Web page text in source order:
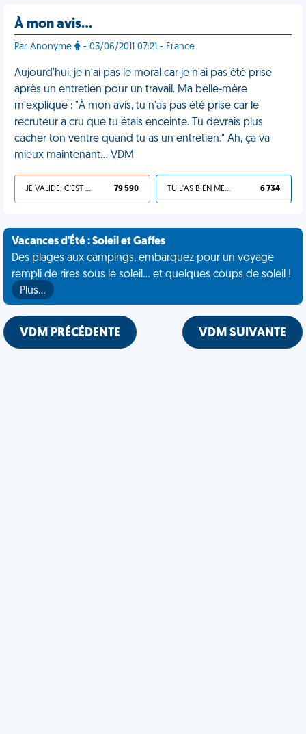
À mon avis…
Par Anonyme - 03/06/2011 07:21 - France
Aujourd'hui, je n'ai pas le moral car je n'ai pas été prise
après un entretien pour un travail. Ma belle-mère
m'explique : "À mon avis, tu n'as pas été prise car le
recruteur a cru que tu étais enceinte. Tu devrais plus
cacher ton ventre quand tu as un entretien." Ah, ça va
mieux maintenant... VDM
JE VALIDE, C'EST UNE VDM 79 590 TU L'AS BIEN MÉRITÉ 6 734
Vacances d'Été : Soleil et Gaffes
Des plages aux campings, embarquez pour un voyage
rempli de rires sous le soleil... et quelques coups de soleil !
Plus…
VDM PRÉCÉDENTE VDM SUIVANTE